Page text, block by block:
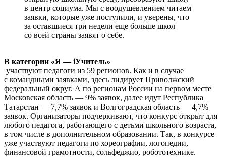
в центр социума. Мы с воодушевлением читаем
заявки, которые уже поступили, и уверены, что
за оставшиеся три недели еще больше школ
со всей страны заявят о себе.
В категории «Я — iУчитель»
участвуют педагоги из 59 регионов. Как и в случае
с командными заявками, здесь лидирует Приволжский
федеральный округ. А по регионам России на первом месте
Московская область — 9% заявок, далее идут Республика
Татарстан — 7,7% заявок и Волгоградская область — 4,7%
заявок. Организаторы подчеркивают, что конкурс открыт для
любого педагога, работающего с детьми школьного возраста,
в том числе в дополнительном образовании. Так, в конкурсе
уже участвуют педагоги по хореографии, логопедии,
финансовой грамотности, сольфеджио, робототехнике.